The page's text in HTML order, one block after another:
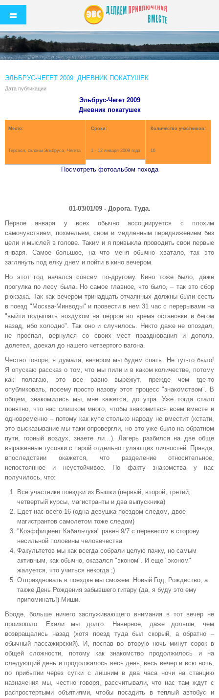
ЭЛЬБРУС-ЧЕГЕТ 2009: ДНЕВНИК ПОКАТУШЕК
Дата публикации
Эльбрус-Чегет 2009
Дневник покатушек
Место:
Терскол, склоны Эльбруса, Чегета
Сроки:
1 - 12 января 2009 года
Количество участников:
16
Посмотреть фотоальбом похода
01-03/01/09 - Дорога. Туда.
Первое января у всех обычно ассоциируется с плохим
самочувствием, похмельем, сном и медленным передвижением без
цели и мыслей в голове. Таким и я привыкла проводить свои первые
января. Самое большое, на что меня обычно хватало, так это
заглянуть под елку днем и пойти в кино вечером.
Но этот год начался совсем по-другому. Кино тоже было, даже
прогулка по лесу была. Но самое главное, что было, – так это сбор
рюкзака. Так как вечером тринадцать отчаянных должны были сесть
в поезд "Москва-Минводы" и провести в нем 31 час с перерывами на
"выйти подышать воздухом на перрон во время остановки и бегом
назад, ибо холодно". Так оно и случилось. Никто даже не опоздал,
не проспал, вернулся со своих мест празднования и дополз,
долетел, доехал до нашего четвертого вагона.
Честно говоря, я думала, вечером мы будем спать. Не тут-то было!
Я опускаю рассказ о том, что мы пили и в каком количестве, потому
как полагаю, это все равно вырежут, прежде чем где-то
опубликовать, посему просто назову этот процесс "знакомством". В
общем, знакомились мы, мне кажется, до утра. Уже тогда стало
понятно, что нас слишком много, чтобы знакомиться всем вместе и
одновременно – потому как купе столько народу не вместит (кстати,
это высказывание мы таки опровергли, но это уже было на обратном
пути, горный воздух, знаете ли…). Лагерь разбился на две обще
выраженные тусовки с парой отдельно гуляющих личностей. Правда,
впоследствии окажется, что разделение относительное,
непостоянное и неустойчивое. По факту знакомства у нас
получилось, что:
Все участники поездки из Вышки (первый, второй, третий,
четвертый курсы, магистранты и два выпускника)
Едет нас всего 16 (одна девушка поездом следом, двое
магистрантов самолетом тоже следом)
"Коэффициент Кабальчука" равен 9/7 с перевесом в сторону
несильной половины человечества
Факультетов мы как всегда собрали целую пачку, но самым
активным, как обычно, оказался "эконом". И еще "эконом"
жалуется, что учиться некогда ;)
Отпраздновать в поездке мы сможем: Новый Год, Рождество, а
также День Рождения забывшего гитару (да, я буду это ему
припоминать!) Миши.
Вроде, больше ничего заслуживающего внимания в тот вечер не
произошло. Ехали мы долго. Наверное, даже дольше, чем
возвращались назад (хотя поезд туда был скорый, а обратно –
обычный пассажирский). И, поспав во вторую ночь минут сорок в
общей сложности, потому как знакомство продолжилось и на
следующий день и продолжалось весь день, весь вечер и всю ночь,
по прибытии через сутки с лишним в два часа ночи на станцию
назначения мы, честно говоря, рассчитывали, что нас там ждут с
распростертыми объятиями, чтобы посадить в теплый автобус и